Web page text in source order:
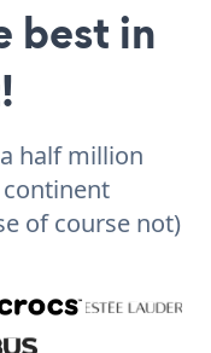
best in
half million
continent
of course not)